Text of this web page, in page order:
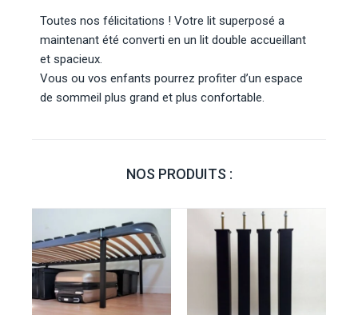
Toutes nos félicitations ! Votre lit superposé a
maintenant été converti en un lit double accueillant
et spacieux.
Vous ou vos enfants pourrez profiter d’un espace
de sommeil plus grand et plus confortable.
NOS PRODUITS :